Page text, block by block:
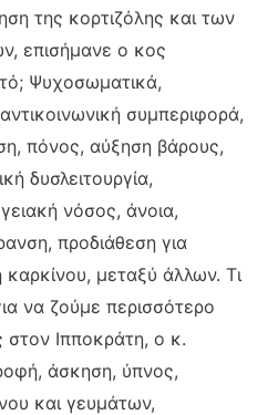
της κορτιζόλης και των
επισήμανε ο κος
Ψυχοσωματικά,
συμπεριφορά,
πόνος, αύξηση βάρους,
δυσλειτουργία,
νόσος, άνοια,
προδιάθεση για
καρκίνου, μεταξύ άλλων. Τι
να ζούμε περισσότερο
στον Ιπποκράτη, ο κ.
άσκηση, ύπνος,
και γευμάτων,